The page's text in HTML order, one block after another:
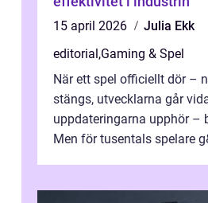
15 april 2026
Julia Ekk
editorial,Gaming & Spel
När ett spel officiellt dör –
stängs, utvecklarna går
uppdateringarna upphör –
Men för tusentals spelare